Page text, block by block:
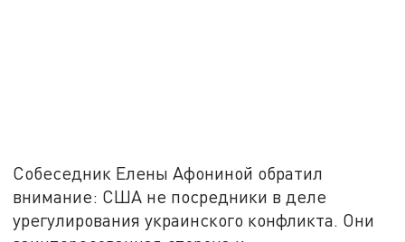
Собеседник Елены Афониной обратил
внимание: США не посредники в деле
урегулирования украинского конфликта. Они